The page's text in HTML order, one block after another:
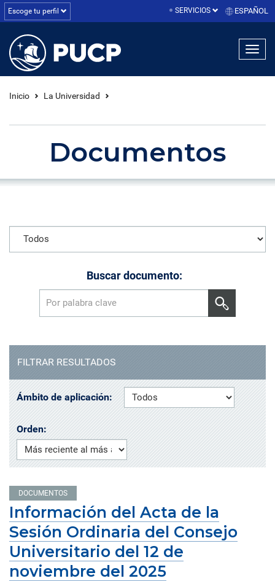
Escoge tu perfil SERVICIOS ESPAÑOL
Inicio La Universidad
Documentos
Buscar documento:
FILTRAR RESULTADOS
Ámbito de aplicación:
Orden:
DOCUMENTOS
Información del Acta de la
Sesión Ordinaria del Consejo
Universitario del 12 de
noviembre del 2025